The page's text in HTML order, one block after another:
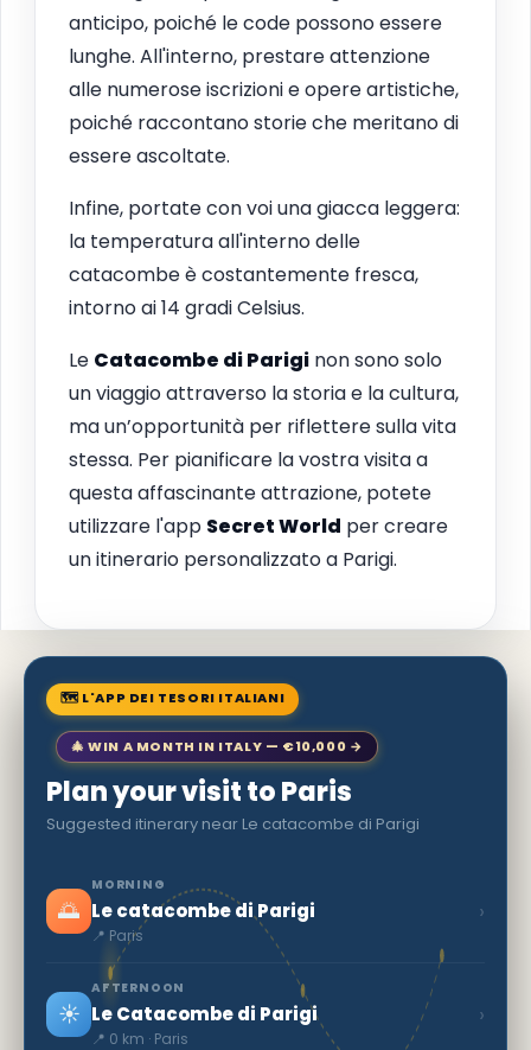
anticipo, poiché le code possono essere
lunghe. All'interno, prestare attenzione
alle numerose iscrizioni e opere artistiche,
poiché raccontano storie che meritano di
essere ascoltate.
Infine, portate con voi una giacca leggera:
la temperatura all'interno delle
catacombe è costantemente fresca,
intorno ai 14 gradi Celsius.
Le Catacombe di Parigi non sono solo
un viaggio attraverso la storia e la cultura,
ma un’opportunità per riflettere sulla vita
stessa. Per pianificare la vostra visita a
questa affascinante attrazione, potete
utilizzare l'app Secret World per creare
un itinerario personalizzato a Parigi.
🗺 L'APP DEI TESORI ITALIANI
🎄 WIN A MONTH IN ITALY — €10,000 →
Plan your visit to Paris
Suggested itinerary near Le catacombe di Parigi
🌅
MORNING
Le catacombe di Parigi
📍 Paris
›
☀️
AFTERNOON
Le Catacombe di Parigi
📍 0 km · Paris
›